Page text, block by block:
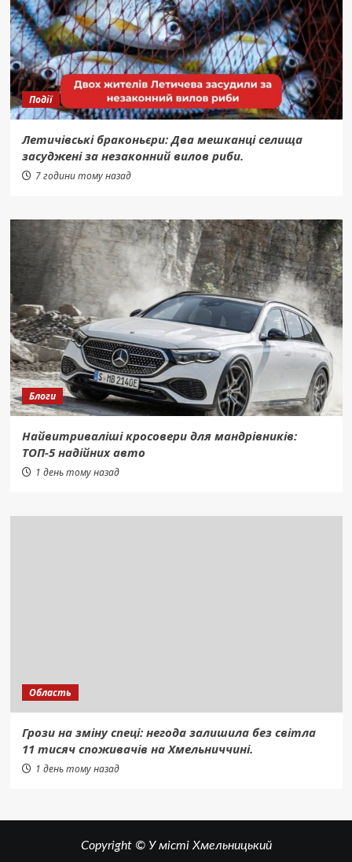
Події
Летичівські браконьєри: Два мешканці селища
засуджені за незаконний вилов риби.
7 години тому назад
Блоги
Найвитриваліші кросовери для мандрівників:
ТОП-5 надійних авто
1 день тому назад
Область
Грози на зміну спеці: негода залишила без світла
11 тисяч споживачів на Хмельниччині.
1 день тому назад
Copyright © У місті Хмельницький